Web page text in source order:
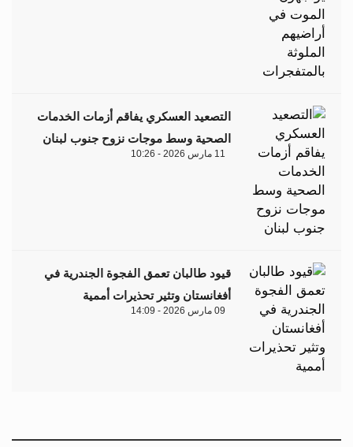
التصعيد العسكري يفاقم أزمات الخدمات
الصحية وسط موجات نزوح جنوب لبنان
11 مارس 2026 - 10:26
قيود طالبان تعمق الفجوة الجندرية في
أفغانستان وتثير تحذيرات أممية
09 مارس 2026 - 14:09